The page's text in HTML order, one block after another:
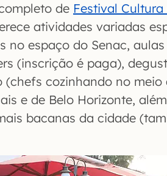
de Festival Cultura
atividades variadas
no espaço do Senac, aulas
(inscrição é paga),
cozinhando no meio
e de Belo Horizonte,
bacanas da cidade